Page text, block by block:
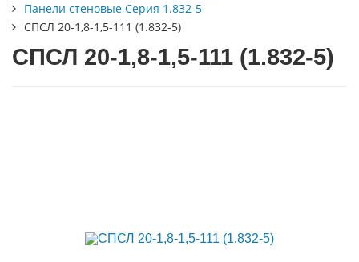
Панели стеновые Серия 1.832-5
СПСЛ 20-1,8-1,5-111 (1.832-5)
СПСЛ 20-1,8-1,5-111 (1.832-5)